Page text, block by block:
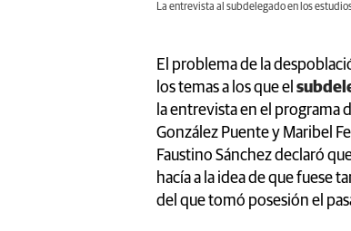
La entrevista al subdelegado en los
El problema de la
los temas a los que el
la entrevista en el programa
González Puente y Maribel
Faustino Sánchez declaró
hacía a la idea de que fuese
del que tomó posesión el